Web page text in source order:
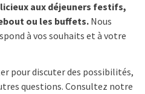
aux déjeuners festifs,
ou les buffets. Nous
à vos souhaits et à votre
pour discuter des possibilités,
questions. Consultez notre